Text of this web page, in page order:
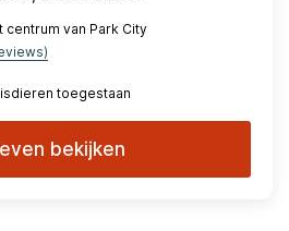
centrum van Park City
toegestaan
bekijken